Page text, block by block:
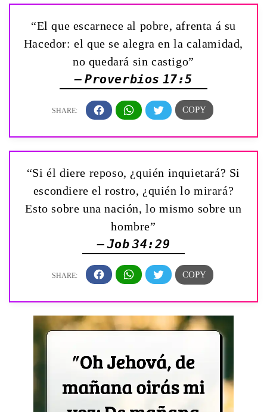
“El que escarnece al pobre, afrenta á su
Hacedor: el que se alegra en la calamidad,
no quedará sin castigo”
— Proverbios 17:5
“Si él diere reposo, ¿quién inquietará? Si
escondiere el rostro, ¿quién lo mirará?
Esto sobre una nación, lo mismo sobre un
hombre”
— Job 34:29